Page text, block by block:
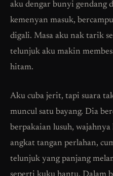
aku dengar bunyi gendang
kemenyan masuk,
digali. Masa aku nak tarik
telunjuk aku makin
hitam.
Aku cuba jerit, tapi suara
muncul satu bayang. Dia
berpakaian lusuh,
angkat tangan perlahan,
telunjuk yang panjang